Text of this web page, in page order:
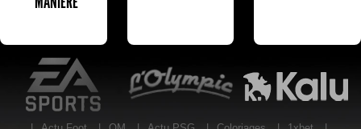
EA Sports